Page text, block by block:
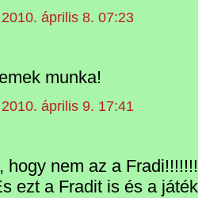
2010. április 8. 07:23
munka!
2010. április 9. 17:41
hogy nem az a
ezt a Fradit is és a